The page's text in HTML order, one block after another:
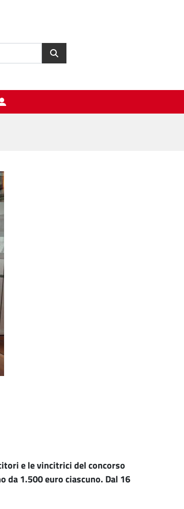
e le vincitrici del concorso
da 1.500 euro ciascuno. Dal 16